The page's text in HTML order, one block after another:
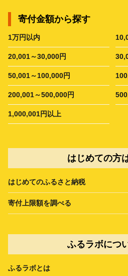
寄付金額から探す
1万円以内
20,001～30,000円
50,001～100,000円
200,001～500,000円
1,000,001円以上
はじめての方
はじめてのふるさと納税
寄付上限額を調べる
ふるラボにつ
ふるラボとは